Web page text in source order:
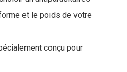
et le poids de votre
conçu pour